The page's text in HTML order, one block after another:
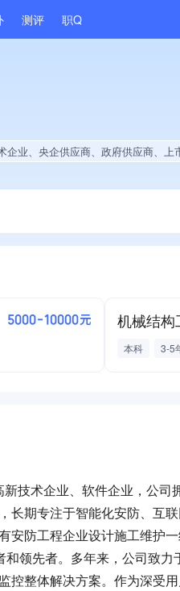
测评 职Q
拥有自主品牌、拥有高价值专利、专利授权量同领域前5%、技术布局行业领先、拥有绿色低碳技术、经营年限全国同行前5%、集团核心成员、权威管理体系认证、权威产品认证、创新型中小企业、大学生就业贡献、2025年公开项目中标、拥有绿色资质、拥有工艺创新能力、拥有美术
5000-10000元 机械结构
本科 3-5
技术企业、软件企业，公司
长期专注于智能化安防、互
安防工程企业设计施工维护
领先者。多年来，公司致力
控整体解决方案。作为深受